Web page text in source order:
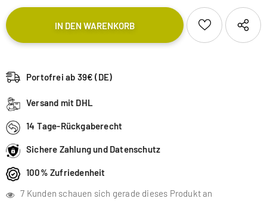
Portofrei ab 39€ (DE)
Versand mit DHL
14 Tage-Rückgaberecht
Sichere Zahlung und Datenschutz
100% Zufriedenheit
7 Kunden schauen sich gerade dieses Produkt an